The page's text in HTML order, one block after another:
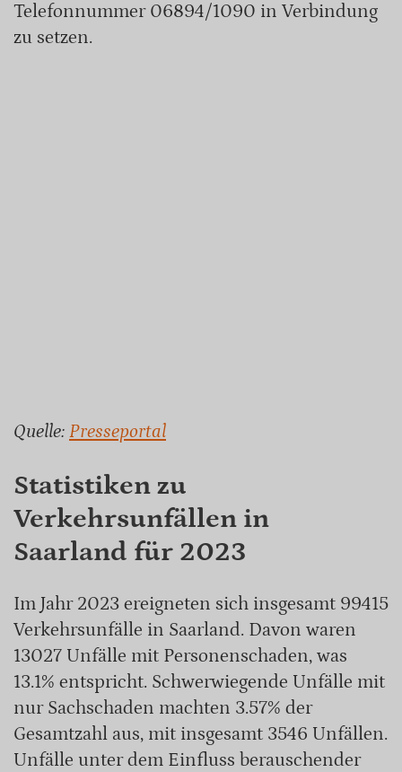
Telefonnummer 06894/1090 in Verbindung
zu setzen.
Quelle: Presseportal
Statistiken zu
Verkehrsunfällen in
Saarland für 2023
Im Jahr 2023 ereigneten sich insgesamt 99415
Verkehrsunfälle in Saarland. Davon waren
13027 Unfälle mit Personenschaden, was
13.1% entspricht. Schwerwiegende Unfälle mit
nur Sachschaden machten 3.57% der
Gesamtzahl aus, mit insgesamt 3546 Unfällen.
Unfälle unter dem Einfluss berauschender